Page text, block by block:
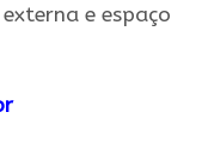
e espaço